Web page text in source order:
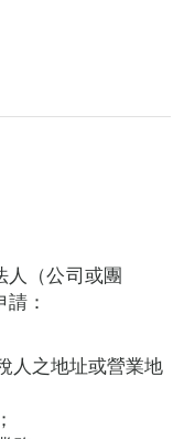
人（公司或團
：
人之地址或營業地